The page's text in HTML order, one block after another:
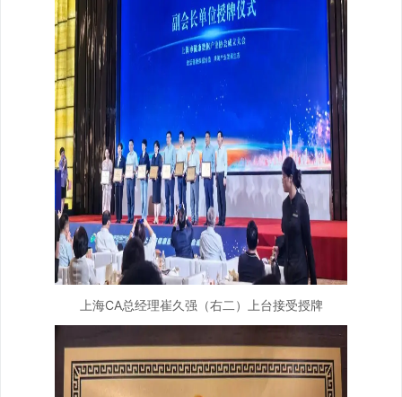
上海CA总经理崔久强（右二）上台接受授牌